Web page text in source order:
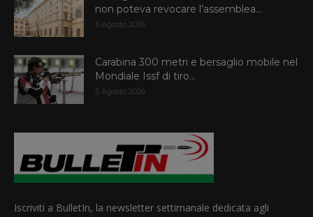
non poteva revocare l’assemblea...
5 Agosto 2026
Carabina 300 metri e bersaglio mobile nel
Mondiale Issf di tiro...
5 Agosto 2026
Iscriviti a BulletIn, la newsletter settimanale dedicata agli